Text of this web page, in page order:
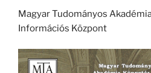
Magyar Tudományos
Információs Központ